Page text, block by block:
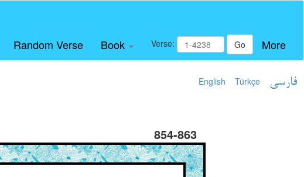
Random Verse Book Verse: Go More
English Türkçe فارسی
854-863